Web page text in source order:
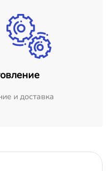
и доставка